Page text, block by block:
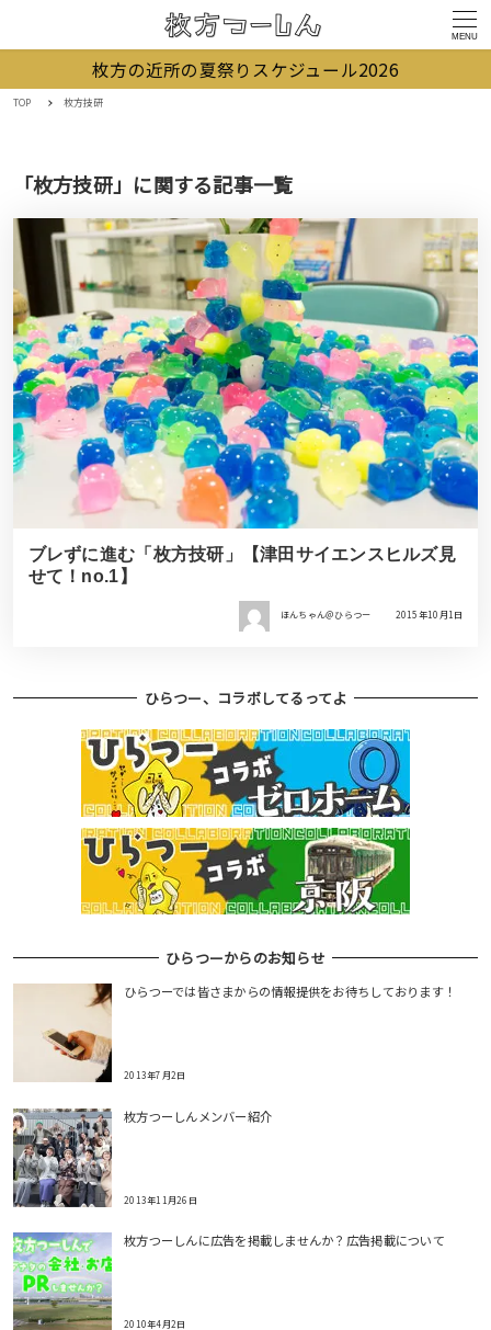
MENU
枚方の近所の夏祭りスケジュール2026
TOP 枚方技研
「枚方技研」に関する記事一覧
ブレずに進む「枚方技研」【津田サイエンスヒルズ見
せて！no.1】
ほんちゃん＠ひらつー 2015年10月1日
ひらつー、コラボしてるってよ
ひらつーからのお知らせ
ひらつーでは皆さまからの情報提供をお待ちしております！
2013年7月2日
枚方つーしんメンバー紹介
2013年11月26日
枚方つーしんに広告を掲載しませんか？広告掲載について
2010年4月2日